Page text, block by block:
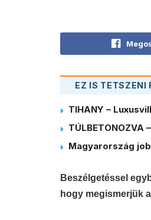
EZ IS TETSZENI
TIHANY –
Magyarország
Beszélgetéssel
hogy megismerjük